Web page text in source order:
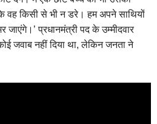
वह किसी से भी न डरे। हम अपने साथियों
जाएंगे।’प्रधानमंत्री पद के उम्मीदवार
जवाब नहीं दिया था, लेकिन जनता ने